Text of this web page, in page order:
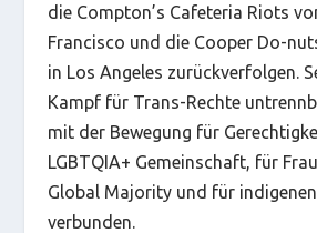
die Compton’s Cafeteria Riots
Francisco und die Cooper Do-
in Los Angeles zurückverfolgen.
Kampf für Trans-Rechte
mit der Bewegung für
LGBTQIA+ Gemeinschaft, für
Global Majority und für
verbunden.